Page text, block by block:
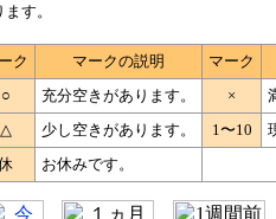
す。
ク マークの説明
マーク
○
充分空きがあります。 ×
△
少し空きがあります。 1〜10
お休みです。